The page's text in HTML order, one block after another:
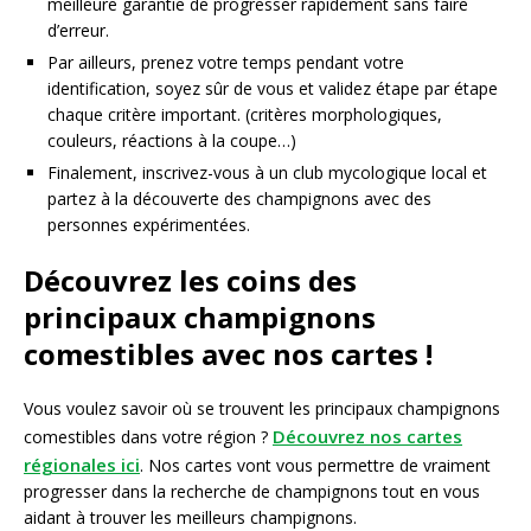
d’erreur.
Par ailleurs, prenez votre temps pendant votre
identification, soyez sûr de vous et validez étape par étape
chaque critère important. (critères morphologiques,
couleurs, réactions à la coupe…)
Finalement, inscrivez-vous à un club mycologique local et
partez à la découverte des champignons avec des
personnes expérimentées.
Découvrez les coins des
principaux champignons
comestibles avec nos cartes !
Vous voulez savoir où se trouvent les principaux champignons
comestibles dans votre région ? Découvrez nos cartes
régionales ici. Nos cartes vont vous permettre de vraiment
progresser dans la recherche de champignons tout en vous
aidant à trouver les meilleurs champignons.